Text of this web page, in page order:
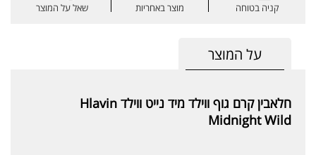
קניה בטוחה מוצר באחריות שאל על המוצר
על המוצר
חלאבין קרם גוף ווילד מיד נייט ווילד Hlavin
Midnight Wild